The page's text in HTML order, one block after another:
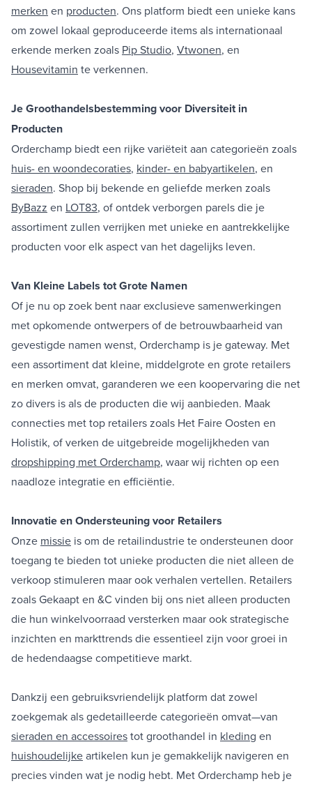
merken en producten. Ons platform biedt een unieke kans
om zowel lokaal geproduceerde items als internationaal
erkende merken zoals Pip Studio, Vtwonen, en
Housevitamin te verkennen.
Je Groothandelsbestemming voor Diversiteit in
Producten
Orderchamp biedt een rijke variëteit aan categorieën zoals
huis- en woondecoraties, kinder- en babyartikelen, en
sieraden. Shop bij bekende en geliefde merken zoals
ByBazz en LOT83, of ontdek verborgen parels die je
assortiment zullen verrijken met unieke en aantrekkelijke
producten voor elk aspect van het dagelijks leven.
Van Kleine Labels tot Grote Namen
Of je nu op zoek bent naar exclusieve samenwerkingen
met opkomende ontwerpers of de betrouwbaarheid van
gevestigde namen wenst, Orderchamp is je gateway. Met
een assortiment dat kleine, middelgrote en grote retailers
en merken omvat, garanderen we een koopervaring die net
zo divers is als de producten die wij aanbieden. Maak
connecties met top retailers zoals Het Faire Oosten en
Holistik, of verken de uitgebreide mogelijkheden van
dropshipping met Orderchamp, waar wij richten op een
naadloze integratie en efficiëntie.
Innovatie en Ondersteuning voor Retailers
Onze missie is om de retailindustrie te ondersteunen door
toegang te bieden tot unieke producten die niet alleen de
verkoop stimuleren maar ook verhalen vertellen. Retailers
zoals Gekaapt en &C vinden bij ons niet alleen producten
die hun winkelvoorraad versterken maar ook strategische
inzichten en markttrends die essentieel zijn voor groei in
de hedendaagse competitieve markt.
Dankzij een gebruiksvriendelijk platform dat zowel
zoekgemak als gedetailleerde categorieën omvat—van
sieraden en accessoirestot groothandel in kleding en
huishoudelijkeartikelen kun je gemakkelijk navigeren en
precies vinden wat je nodig hebt. Met Orderchamp heb je